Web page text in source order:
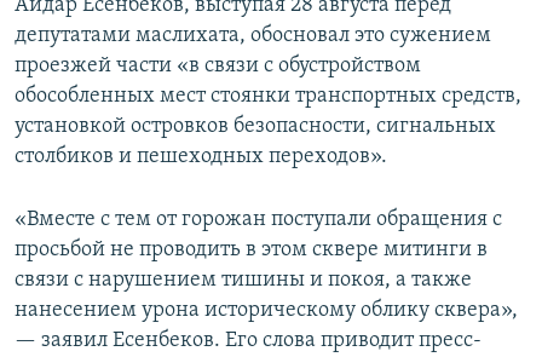
Айдар Есенбеков, выступая 28 августа перед
депутатами маслихата, обосновал это сужением
проезжей части «в связи с обустройством
обособленных мест стоянки транспортных средств,
установкой островков безопасности, сигнальных
столбиков и пешеходных переходов».
«Вместе с тем от горожан поступали обращения с
просьбой не проводить в этом сквере митинги в
связи с нарушением тишины и покоя, а также
нанесением урона историческому облику сквера»,
— заявил Есенбеков. Его слова приводит пресс-